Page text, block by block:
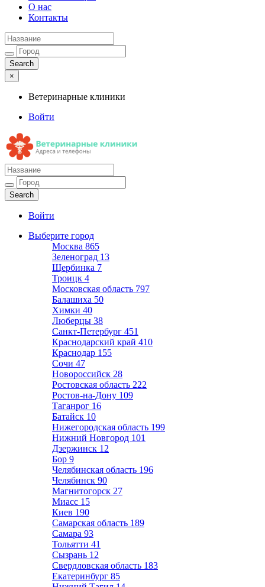
О нас
Контакты
×
Ветеринарные клиники
Войти
Ветеринарные клиники
Адреса и телефоны
Войти
Выберите город
Москва 865
Зеленоград 13
Щербинка 7
Троицк 4
Московская область 797
Балашиха 50
Химки 40
Люберцы 38
Санкт-Петербург 451
Краснодарский край 410
Краснодар 155
Сочи 47
Новороссийск 28
Ростовская область 222
Ростов-на-Дону 109
Таганрог 16
Батайск 10
Нижегородская область 199
Нижний Новгород 101
Дзержинск 12
Бор 9
Челябинская область 196
Челябинск 90
Магнитогорск 27
Миасс 15
Киев 190
Самарская область 189
Самара 93
Тольятти 41
Сызрань 12
Свердловская область 183
Екатеринбург 85